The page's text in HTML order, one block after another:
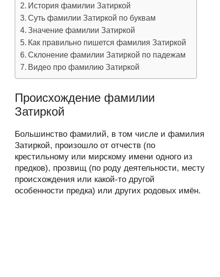
История фамилии Затиркой
Суть фамилии Затиркой по буквам
Значение фамилии Затиркой
Как правильно пишется фамилия Затиркой
Склонение фамилии Затиркой по падежам
Видео про фамилию Затиркой
Происхождение фамилии
Затиркой
Большинство фамилий, в том числе и фамилия
Затиркой, произошло от отчеств (по
крестильному или мирскому имени одного из
предков), прозвищ (по роду деятельности, месту
происхождения или какой-то другой
особенности предка) или других родовых имён.